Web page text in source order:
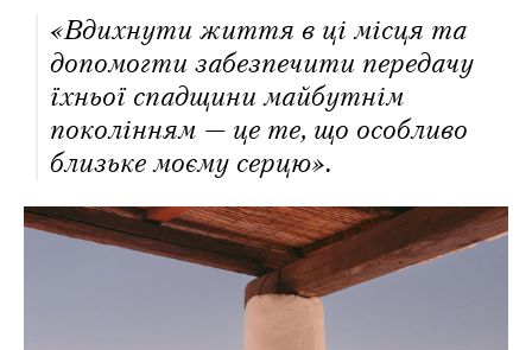
«Вдихнути життя в ці місця та
допомогти забезпечити передачу
їхньої спадщини майбутнім
поколінням — це те, що особливо
близьке моєму серцю».